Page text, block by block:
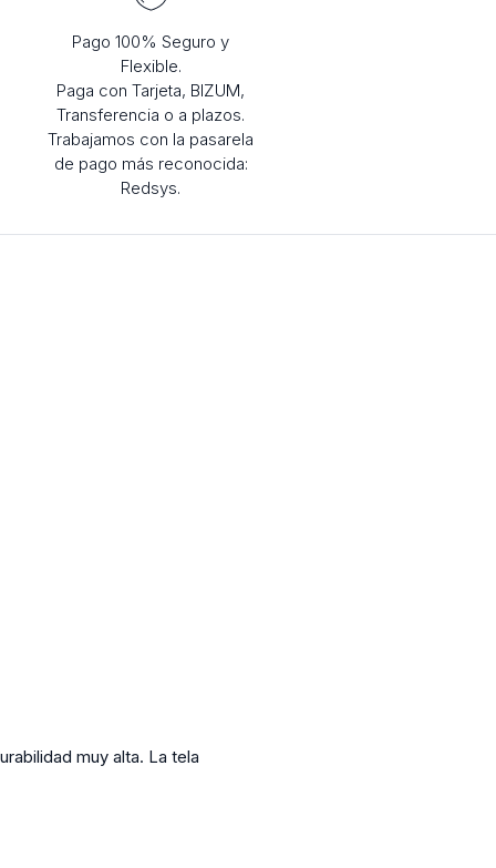
Pago 100% Seguro y
Flexible.
Paga con Tarjeta, BIZUM,
Transferencia o a plazos.
Trabajamos con la pasarela
de pago más reconocida:
Redsys.
muy alta. La tela